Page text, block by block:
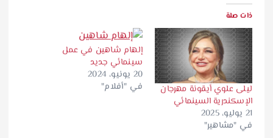
ذات صلة
ليلى علوي أيقونة مهرجان
الإسكندرية السينمائي
21 يوليو، 2025
في "مشاهير"
إلهام شاهين في عمل
سينمائي جديد
20 يونيو، 2024
في "أفلام"